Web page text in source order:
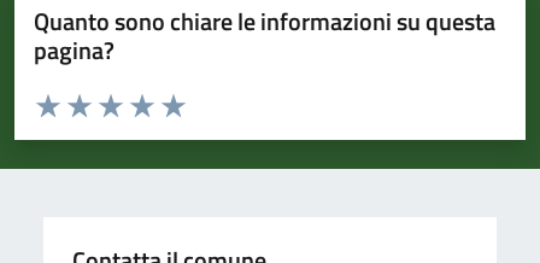
Quanto sono chiare le informazioni su questa
pagina?
Valuta da 1 a 5 stelle la pagina
Valuta 5 stelle su 5
Valuta 4 stelle su 5
Valuta 3 stelle su 5
Valuta 2 stelle su 5
Valuta 1 stelle su 5